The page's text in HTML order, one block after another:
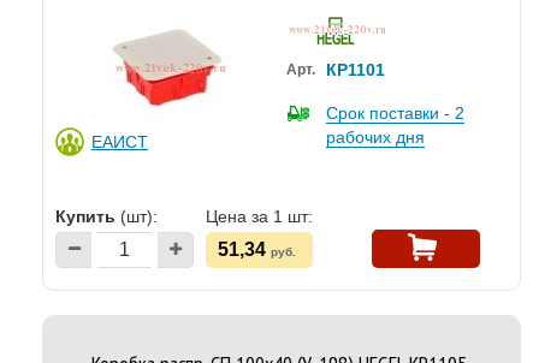
ЕАИСТ
Арт. КР1101
Срок поставки - 2
рабочих дня
Купить (шт): Цена за 1 шт:
51,34 руб.